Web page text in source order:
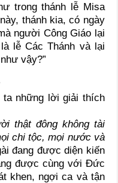
trong thánh lễ Misa
thánh kia, có ngày
người Công Giáo lại
lễ Các Thánh và lại
vậy?”
ta những lời giải thích
thật đông không tài
chi tộc, mọi nước và
đang được diện kiến
được cùng với Đức
khen, ngợi ca và tận